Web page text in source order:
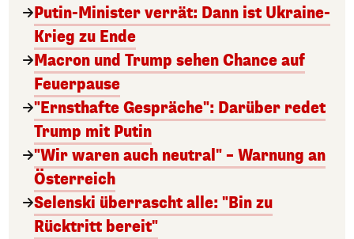
Putin-Minister verrät: Dann ist Ukraine-
Krieg zu Ende
Macron und Trump sehen Chance auf
Feuerpause
"Ernsthafte Gespräche": Darüber redet
Trump mit Putin
"Wir waren auch neutral" – Warnung an
Österreich
Selenski überrascht alle: "Bin zu
Rücktritt bereit"